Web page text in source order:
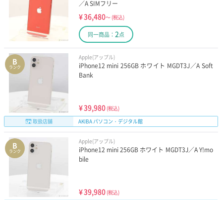
／A SIMフリー
¥36,480～ (税込)
同一商品： 2点
B
ランク
Apple(アップル)
iPhone12 mini 256GB ホワイト MGDT3J／A Soft
Bank
¥39,980 (税込)
取扱店舗
AKIBA パソコン・デジタル館
B
ランク
Apple(アップル)
iPhone12 mini 256GB ホワイト MGDT3J／A Y!mo
bile
¥39,980 (税込)